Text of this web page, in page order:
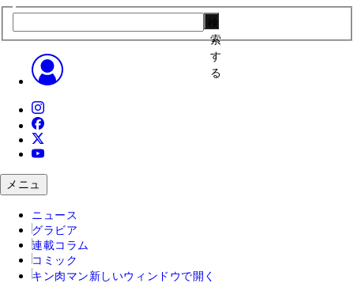
索
す
る
メニュ
ニュース
グラビア
連載コラム
コミック
キン肉マン 新しいウィンドウで開く